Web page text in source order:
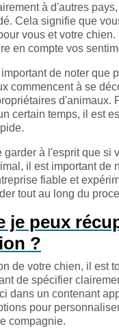
à d'autres
Cela signifie que
vous et votre
en compte vos
de noter que
commencent à se
d'animaux.
certain temps, il est
garder à l'esprit que
il est important de
fiable et
tout au long du
je peux
?
de votre chien, il est
de spécifier
dans un contenant
pour
compagnie.